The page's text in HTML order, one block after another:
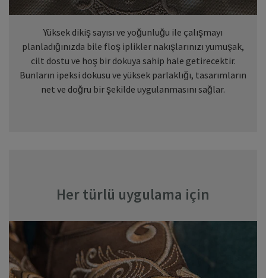
Yüksek dikiş sayısı ve yoğunluğu ile çalışmayı
planladığınızda bile floş iplikler nakışlarınızı yumuşak,
cilt dostu ve hoş bir dokuya sahip hale getirecektir.
Bunların ipeksi dokusu ve yüksek parlaklığı, tasarımların
net ve doğru bir şekilde uygulanmasını sağlar.
Her türlü uygulama için